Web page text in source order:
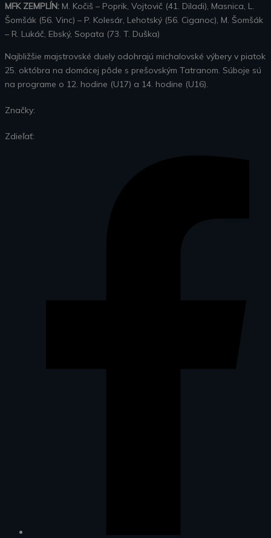
MFK ZEMPLÍN: M. Kočiš – Poprik, Vojtovič (41. Diladi), Masnica, L.
Šomšák (56. Vinc) – P. Kolesár, Lehotský (56. Ciganoc), M. Šomšák
– R. Lukáč, Ebský, Sopata (73. T. Duška)
Najbližšie majstrovské duely odohrajú michalovské výbery v piatok
25. októbra na domácej pôde s prešovským Tatranom. Súboje sú
na programe o 12. hodine (U17) a 14. hodine (U16).
Značky:
Zdieľať: